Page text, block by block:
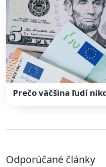
Prečo väčšina ľudí
Odporúčané články